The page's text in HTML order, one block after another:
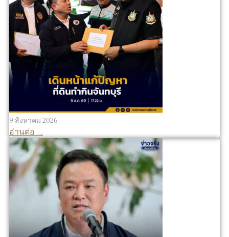
9 สิงหาคม 2026
อ่านต่อ ...